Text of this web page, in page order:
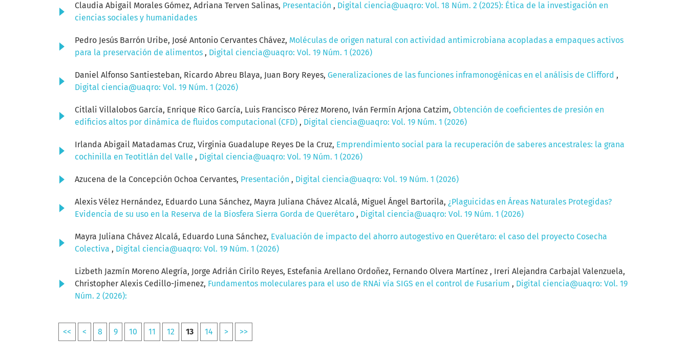
Claudia Abigail Morales Gómez, Adriana Terven Salinas, Presentación , Digital ciencia@uaqro: Vol. 18 Núm. 2 (2025): Ética de la investigación en
ciencias sociales y humanidades
Pedro Jesús Barrón Uribe, José Antonio Cervantes Chávez, Moléculas de origen natural con actividad antimicrobiana acopladas a empaques activos
para la preservación de alimentos , Digital ciencia@uaqro: Vol. 19 Núm. 1 (2026)
Daniel Alfonso Santiesteban, Ricardo Abreu Blaya, Juan Bory Reyes, Generalizaciones de las funciones inframonogénicas en el análisis de Clifford ,
Digital ciencia@uaqro: Vol. 19 Núm. 1 (2026)
Citlali Villalobos García, Enrique Rico García, Luis Francisco Pérez Moreno, Iván Fermín Arjona Catzim, Obtención de coeficientes de presión en
edificios altos por dinámica de fluidos computacional (CFD) , Digital ciencia@uaqro: Vol. 19 Núm. 1 (2026)
Irlanda Abigail Matadamas Cruz, Virginia Guadalupe Reyes De la Cruz, Emprendimiento social para la recuperación de saberes ancestrales: la grana
cochinilla en Teotitlán del Valle , Digital ciencia@uaqro: Vol. 19 Núm. 1 (2026)
Azucena de la Concepción Ochoa Cervantes, Presentación , Digital ciencia@uaqro: Vol. 19 Núm. 1 (2026)
Alexis Vélez Hernández, Eduardo Luna Sánchez, Mayra Juliana Chávez Alcalá, Miguel Ángel Bartorila, ¿Plaguicidas en Áreas Naturales Protegidas?
Evidencia de su uso en la Reserva de la Biosfera Sierra Gorda de Querétaro , Digital ciencia@uaqro: Vol. 19 Núm. 1 (2026)
Mayra Juliana Chávez Alcalá, Eduardo Luna Sánchez, Evaluación de impacto del ahorro autogestivo en Querétaro: el caso del proyecto Cosecha
Colectiva , Digital ciencia@uaqro: Vol. 19 Núm. 1 (2026)
Lizbeth Jazmín Moreno Alegría, Jorge Adrián Cirilo Reyes, Estefania Arellano Ordoñez, Fernando Olvera Martínez , Ireri Alejandra Carbajal Valenzuela,
Christopher Alexis Cedillo-Jimenez, Fundamentos moleculares para el uso de RNAi vía SIGS en el control de Fusarium , Digital ciencia@uaqro: Vol. 19
Núm. 2 (2026):
<< < 8 9 10 11 12 13 14 > >>